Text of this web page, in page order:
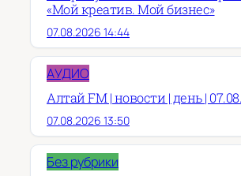
«Мой креатив. Мой бизнес»
07.08.2026 14:44
АУДИО
Алтай FM | новости | день |
07.08.2026 13:50
Без рубрики